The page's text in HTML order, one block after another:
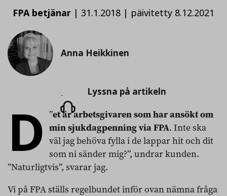
FPA betjänar | 31.1.2018 | päivitetty 8.12.2021
Anna Heikkinen
Lyssna
på
artikeln
Lyssna på artikeln
”
D
et är arbetsgivaren som har ansökt om
min sjukdagpenning via FPA. Inte ska
väl jag behöva fylla i de lappar hit och dit
som ni sänder mig?”, undrar kunden.
”Naturligtvis”, svarar jag.
Vi på FPA ställs regelbundet inför ovan nämna fråga